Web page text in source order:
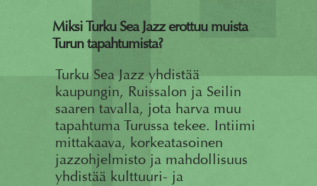
Miksi Turku Sea Jazz erottuu muista
Turun tapahtumista?
Turku Sea Jazz yhdistää
kaupungin, Ruissalon ja Seilin
saaren tavalla, jota harva muu
tapahtuma Turussa tekee. Intiimi
mittakaava, korkeatasoinen
jazzohjelmisto ja mahdollisuus
yhdistää kulttuuri- ja